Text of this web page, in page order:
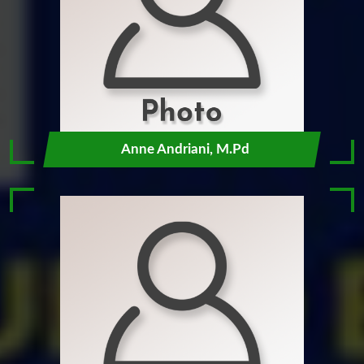
Anne Andriani, M.Pd